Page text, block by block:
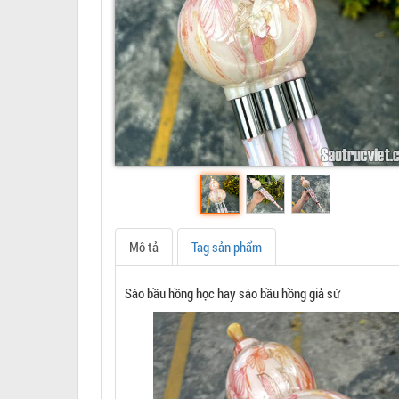
Mô tả Tag sản phẩm
Sáo bầu hồng học hay sáo bầu hồng giả sứ